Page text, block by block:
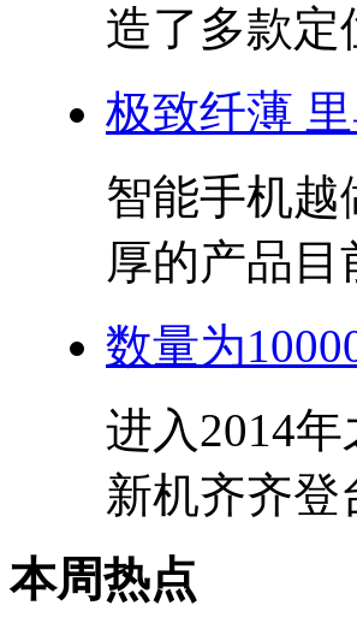
造了多款定
极致纤薄
智能手机越
厚的产品目
数量为
进入2014
新机齐齐登
本周热点